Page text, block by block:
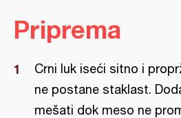
Priprema
Crni luk iseći sitno i
ne postane staklast.
mešati dok meso ne